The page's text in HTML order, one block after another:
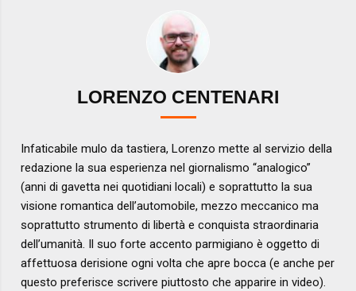
LORENZO CENTENARI
Infaticabile mulo da tastiera, Lorenzo mette al servizio della
redazione la sua esperienza nel giornalismo “analogico”
(anni di gavetta nei quotidiani locali) e soprattutto la sua
visione romantica dell’automobile, mezzo meccanico ma
soprattutto strumento di libertà e conquista straordinaria
dell’umanità. Il suo forte accento parmigiano è oggetto di
affettuosa derisione ogni volta che apre bocca (e anche per
questo preferisce scrivere piuttosto che apparire in video).